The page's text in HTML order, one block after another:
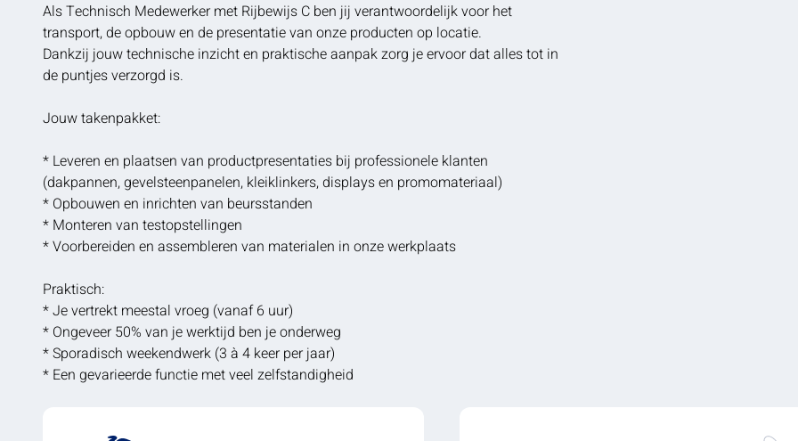
Als Technisch Medewerker met Rijbewijs C ben jij verantwoordelijk voor het
transport, de opbouw en de presentatie van onze producten op locatie.
Dankzij jouw technische inzicht en praktische aanpak zorg je ervoor dat alles tot in
de puntjes verzorgd is.
Jouw takenpakket:
* Leveren en plaatsen van productpresentaties bij professionele klanten
(dakpannen, gevelsteenpanelen, kleiklinkers, displays en promomateriaal)
* Opbouwen en inrichten van beursstanden
* Monteren van testopstellingen
* Voorbereiden en assembleren van materialen in onze werkplaats
Praktisch:
* Je vertrekt meestal vroeg (vanaf 6 uur)
* Ongeveer 50% van je werktijd ben je onderweg
* Sporadisch weekendwerk (3 à 4 keer per jaar)
* Een gevarieerde functie met veel zelfstandigheid